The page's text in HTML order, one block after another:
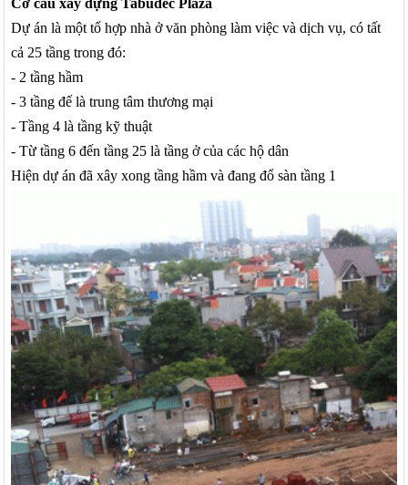
Cơ cấu xây dựng Tabudec Plaza
Dự án là một tổ hợp nhà ở văn phòng làm việc và dịch vụ, có tất
cả 25 tầng trong đó:
- 2 tầng hầm
- 3 tầng đế là trung tâm thương mại
- Tầng 4 là tầng kỹ thuật
- Từ tầng 6 đến tầng 25 là tầng ở của các hộ dân
Hiện dự án đã xây xong tầng hầm và đang đổ sàn tầng 1